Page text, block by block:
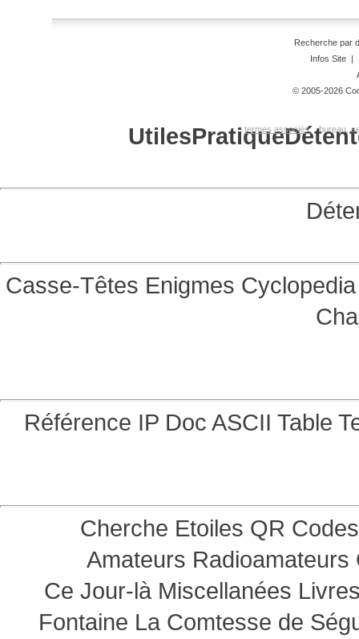
Recherche par
Infos Site|
© 2005-2026
termes associés: bureau,
UtilesPratique
Casse-Têtes Enigmes
Référence IP Doc ASCII Table
Cherche Etoiles QR Codes
Amateurs Radioamateurs
Ce Jour-là Miscellanées
Fontaine La Comtesse de